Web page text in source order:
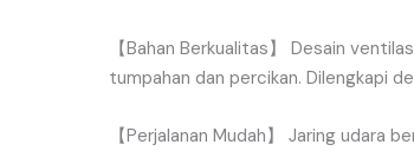
【Bahan Berkualitas】 Desain
tumpahan dan percikan. Dilengkapi
【Perjalanan Mudah】 Jaring udara